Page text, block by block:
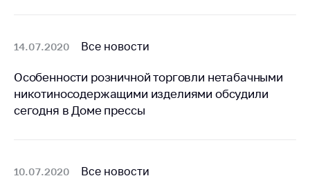
Вышестоящий
государственный
орган
Важное на сайте
Сообщить о росте
на лекарственные
14.07.2020 Все новости
Особенности розничной торговли нетабачными
никотиносодержащими изделиями обсудили
сегодня в Доме прессы
10.07.2020 Все новости